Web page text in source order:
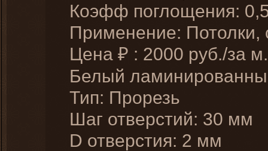
Коэфф поглощения:
Применение: Потолки,
Цена ₽ : 2000 руб./за
Белый
Тип: Прорезь
Шаг отверстий: 30 мм
D отверстия: 2 мм